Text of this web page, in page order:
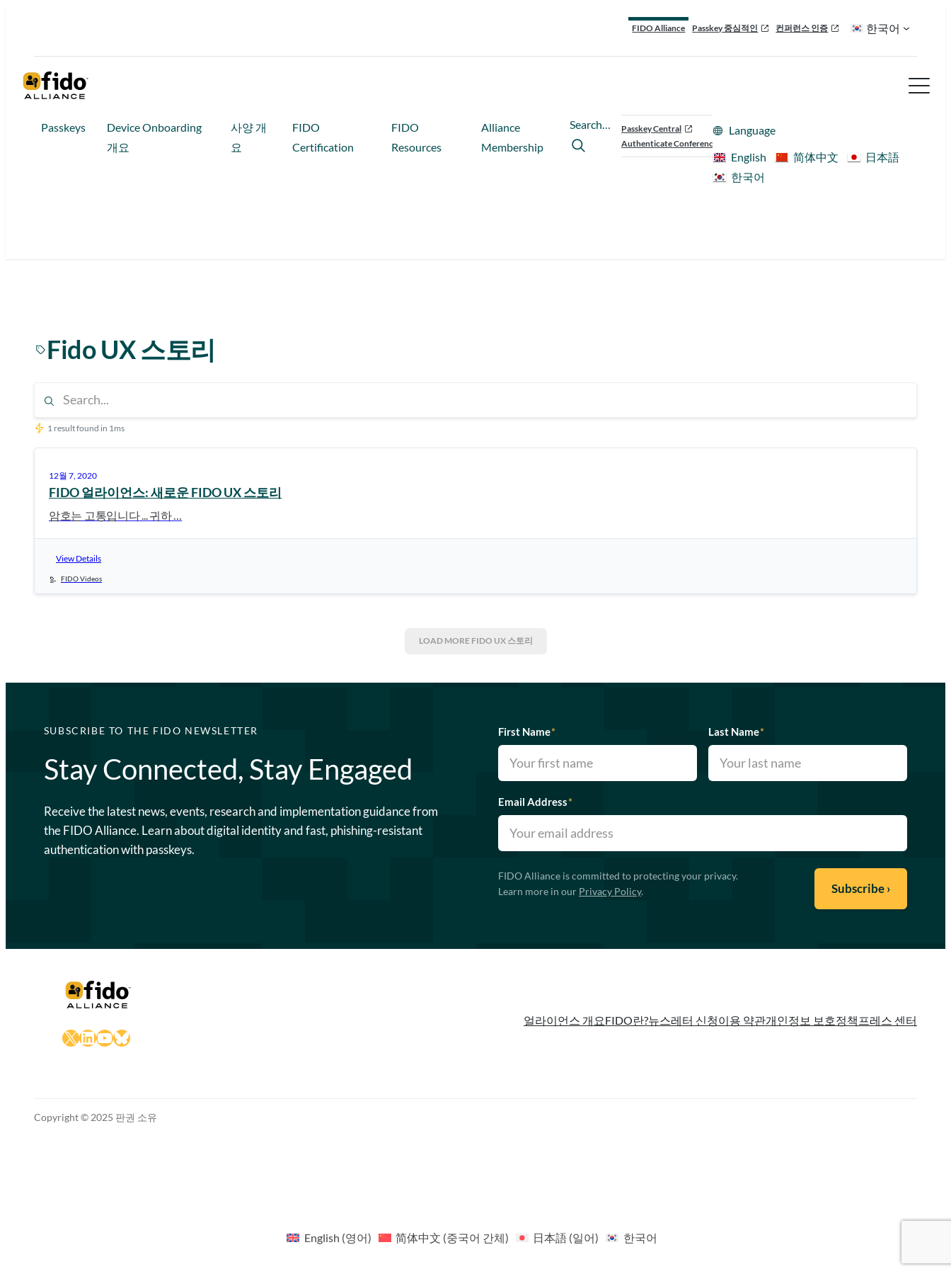
FIDO Alliance Passkey 중심적인 컨퍼런스 인증 한국어
Passkeys
Device Onboarding
개요
사양 개
요
FIDO
Certification
FIDO
Resources
Alliance
Membership
Search…
Passkey Central
Authenticate Conference
Language
English
简体中文
日本語
한국어
Fido UX 스토리
1 result found in 1ms
12월 7, 2020
FIDO 얼라이언스: 새로운 FIDO UX 스토리
암호는 고통입니다 ... 귀하 …
View Details
FIDO Videos
LOAD MORE FIDO UX 스토리
SUBSCRIBE TO THE FIDO NEWSLETTER
Stay Connected, Stay Engaged
Receive the latest news, events, research and implementation guidance from
the FIDO Alliance. Learn about digital identity and fast, phishing-resistant
authentication with passkeys.
First Name* Last Name*
Email Address*
FIDO Alliance is committed to protecting your privacy.
Learn more in our Privacy Policy.
X LinkedIn
YouTube
Bluesky
얼라이언스 개요FIDO란?뉴스레터 신청이용 약관개인정보 보호정책 프레스 센터
Copyright © 2025 판권 소유
English (영어) 简体中文 (중국어 간체) 日本語 (일어) 한국어